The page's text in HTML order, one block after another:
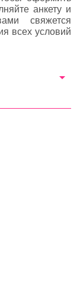
анкету и
свяжется
всех условий